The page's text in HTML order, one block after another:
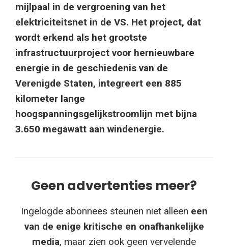
mijlpaal in de vergroening van het
elektriciteitsnet in de VS. Het project, dat
wordt erkend als het grootste
infrastructuurproject voor hernieuwbare
energie in de geschiedenis van de
Verenigde Staten, integreert een 885
kilometer lange
hoogspanningsgelijkstroomlijn met bijna
3.650 megawatt aan windenergie.
Geen advertenties meer?
Ingelogde abonnees steunen niet alleen een
van de enige kritische en onafhankelijke
media, maar zien ook geen vervelende